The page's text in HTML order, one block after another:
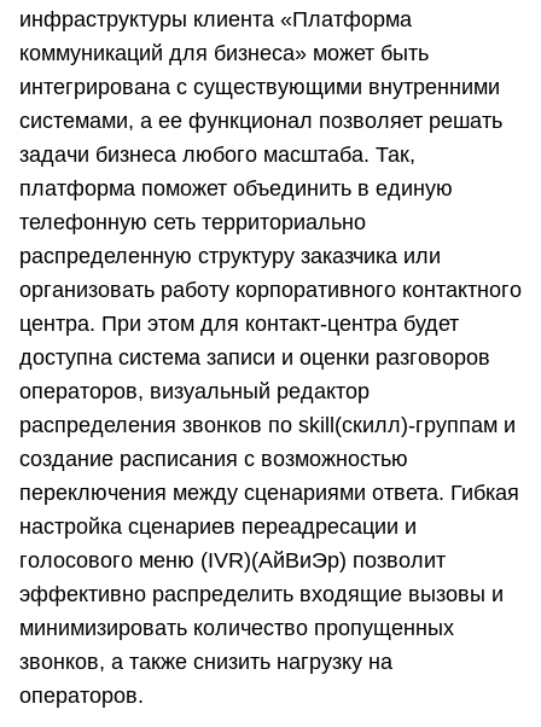
инфраструктуры клиента «Платформа
коммуникаций для бизнеса» может быть
интегрирована с существующими внутренними
системами, а ее функционал позволяет решать
задачи бизнеса любого масштаба. Так,
платформа поможет объединить в единую
телефонную сеть территориально
распределенную структуру заказчика или
организовать работу корпоративного контактного
центра. При этом для контакт-центра будет
доступна система записи и оценки разговоров
операторов, визуальный редактор
распределения звонков по skill(скилл)-группам и
создание расписания с возможностью
переключения между сценариями ответа. Гибкая
настройка сценариев переадресации и
голосового меню (IVR)(АйВиЭр) позволит
эффективно распределить входящие вызовы и
минимизировать количество пропущенных
звонков, а также снизить нагрузку на
операторов.